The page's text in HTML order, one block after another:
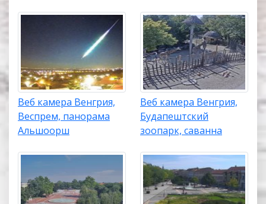
Веб камера Венгрия,
Веспрем, панорама
Альшоорш
Веб камера Венгрия,
Будапештский
зоопарк, саванна